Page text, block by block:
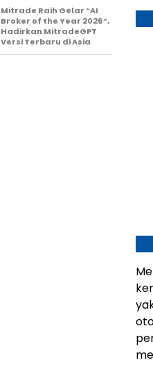
Mitrade Raih Gelar “AI
Broker of the Year 2026”,
Hadirkan MitradeGPT
Versi Terbaru di Asia